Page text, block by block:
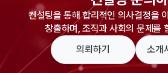
컨설팅을 통해 합리적인 의사결정을
창출하며, 조직과 사회의 문제를
의뢰하기
소개